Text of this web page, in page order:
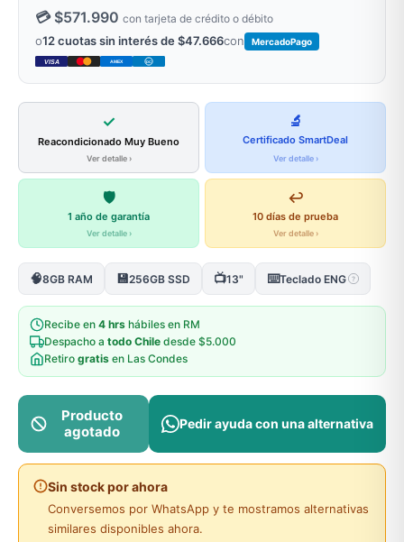
💳 $571.990 con tarjeta de crédito o débito
o12 cuotas sin interés de $47.666con MercadoPago
VISA AMEX DC
✓
Reacondicionado Muy Bueno
Ver detalle ›
🔬
Certificado SmartDeal
Ver detalle ›
🛡️
1 año de garantía
Ver detalle ›
↩️
10 días de prueba
Ver detalle ›
🧠8GB RAM 💾256GB SSD 📺13" ⌨️Teclado ENG ?
Recibe en 4 hrs hábiles en RM
Despacho a todo Chile desde $5.000
Retiro gratis en Las Condes
Producto
agotado
Pedir ayuda con una alternativa
Sin stock por ahora
Conversemos por WhatsApp y te mostramos alternativas
similares disponibles ahora.